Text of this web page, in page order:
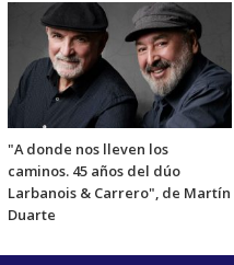
"A donde nos lleven los
caminos. 45 años del dúo
Larbanois & Carrero", de Martín
Duarte